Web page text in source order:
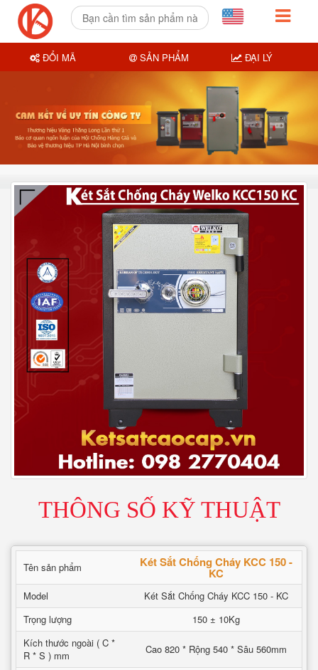
THÔNG SỐ KỸ THUẬT
Tên sản phẩm Két Sắt Chống Cháy KCC 150 -
KC
Model
Két Sắt Chống Cháy KCC 150 - KC
Trọng lượng
150 ± 10Kg
Kích thước ngoài ( C *
R * S ) mm
Cao 820 * Rộng 540 * Sâu 560mm
ĐỔI MÃ SẢN PHẨM ĐẠI LÝ